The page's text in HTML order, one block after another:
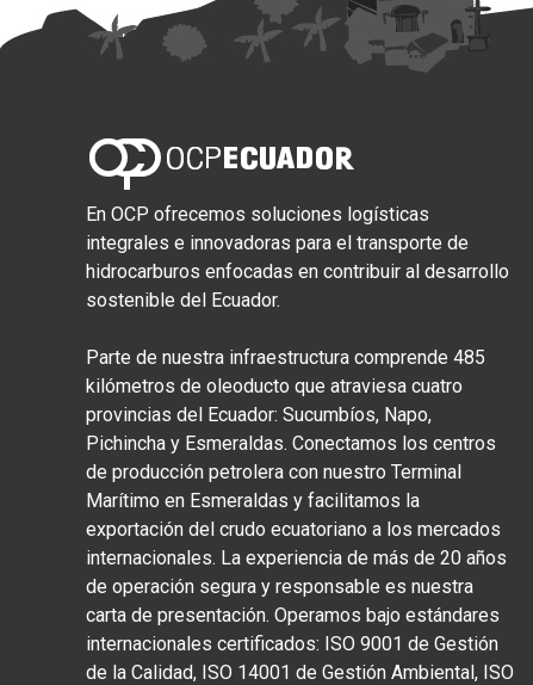
En OCP ofrecemos soluciones logísticas
integrales e innovadoras para el transporte de
hidrocarburos enfocadas en contribuir al desarrollo
sostenible del Ecuador.
Parte de nuestra infraestructura comprende 485
kilómetros de oleoducto que atraviesa cuatro
provincias del Ecuador: Sucumbíos, Napo,
Pichincha y Esmeraldas. Conectamos los centros
de producción petrolera con nuestro Terminal
Marítimo en Esmeraldas y facilitamos la
exportación del crudo ecuatoriano a los mercados
internacionales. La experiencia de más de 20 años
de operación segura y responsable es nuestra
carta de presentación. Operamos bajo estándares
internacionales certificados: ISO 9001 de Gestión
de la Calidad, ISO 14001 de Gestión Ambiental, ISO